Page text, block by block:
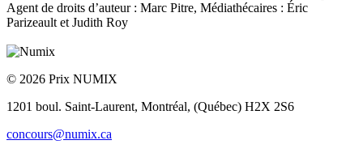
Agent de droits d’auteur : Marc Pitre, Médiathécaires : Éric
Parizeault et Judith Roy
© 2026 Prix NUMIX
1201 boul. Saint-Laurent, Montréal, (Québec) H2X 2S6
concours@numix.ca